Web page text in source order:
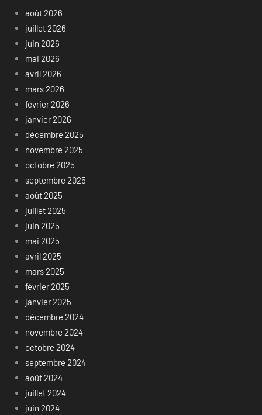
août 2026
juillet 2026
juin 2026
mai 2026
avril 2026
mars 2026
février 2026
janvier 2026
décembre 2025
novembre 2025
octobre 2025
septembre 2025
août 2025
juillet 2025
juin 2025
mai 2025
avril 2025
mars 2025
février 2025
janvier 2025
décembre 2024
novembre 2024
octobre 2024
septembre 2024
août 2024
juillet 2024
juin 2024